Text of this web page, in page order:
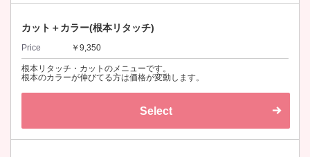
カット＋カラー(根本リタッチ)
Price ￥9,350
根本リタッチ・カットのメニューです。
根本のカラーが伸びてる方は価格が変動します。
Select